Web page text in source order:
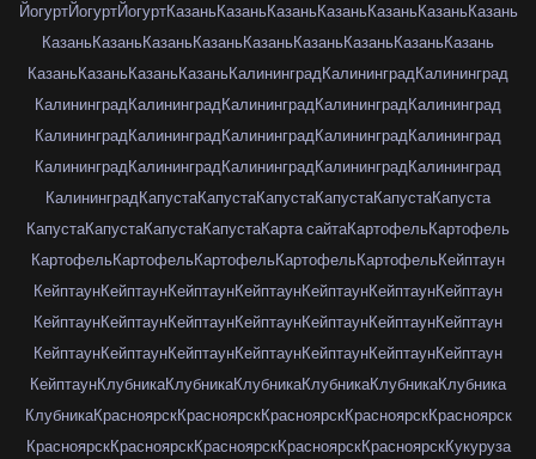
ЙогуртЙогуртЙогуртКазаньКазаньКазаньКазаньКазаньКазаньКазань
КазаньКазаньКазаньКазаньКазаньКазаньКазаньКазаньКазань
КазаньКазаньКазаньКазаньКалининградКалининградКалининград
КалининградКалининградКалининградКалининградКалининград
КалининградКалининградКалининградКалининградКалининград
КалининградКалининградКалининградКалининградКалининград
КалининградКапустаКапустаКапустаКапустаКапустаКапуста
КапустаКапустаКапустаКапустаКарта сайтаКартофельКартофель
КартофельКартофельКартофельКартофельКартофельКейптаун
КейптаунКейптаунКейптаунКейптаунКейптаунКейптаунКейптаун
КейптаунКейптаунКейптаунКейптаунКейптаунКейптаунКейптаун
КейптаунКейптаунКейптаунКейптаунКейптаунКейптаунКейптаун
КейптаунКлубникаКлубникаКлубникаКлубникаКлубникаКлубника
КлубникаКрасноярскКрасноярскКрасноярскКрасноярскКрасноярск
КрасноярскКрасноярскКрасноярскКрасноярскКрасноярскКукуруза